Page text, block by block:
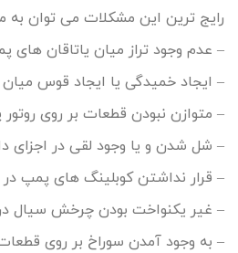
رایج ترین این مشکلات می توان به
– عدم وجود تراز میان یاتاقان
– ایجاد خمیدگی یا ایجاد قوس
– متوازن نبودن قطعات بر روی
– شل شدن و یا وجود لقی در اجزای
– قرار نداشتن کوبلینگ های پمپ در
– غیر یکنواخت بودن چرخش سیال
– به وجود آمدن سوراخ بر روی